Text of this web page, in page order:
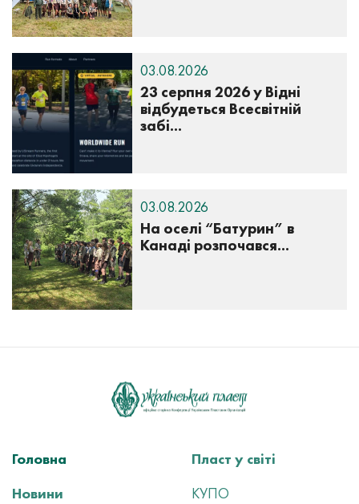
23 серпня 2026 у Відні
відбудеться Всесвітній
забі...
03.08.2026
На оселі “Батурин” в
Канаді розпочався...
03.08.2026
Головна
Новини
Пласт у світі
КУПО